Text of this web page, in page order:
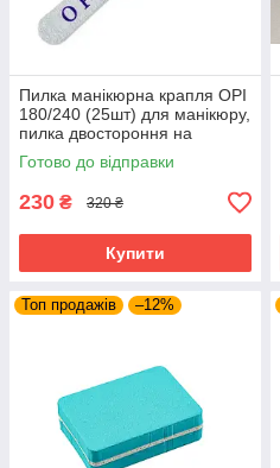
Пилка манікюрна крапля OPI
180/240 (25шт) для манікюру,
пилка двостороння на
паперовій основі, пилка для
нігтів
Готово до відправки
230 ₴ 320 ₴
Купити
Топ продажів –12%